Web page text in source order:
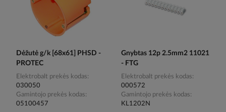
Dėžutė g/k [68x61] PHSD -
PROTEC
Elektrobalt prekės kodas
030050
Gamintojo prekės kodas
05100457
Gnybtas 12p 2.5mm2 11021
- FTG
Elektrobalt prekės kodas
000572
Gamintojo prekės kodas
KL1202N